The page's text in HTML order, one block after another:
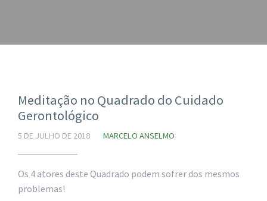
Meditação no Quadrado do Cuidado
Gerontológico
5 DE JULHO DE 2018 MARCELO ANSELMO
Os 4 atores deste Quadrado podem sofrer dos mesmos
problemas!